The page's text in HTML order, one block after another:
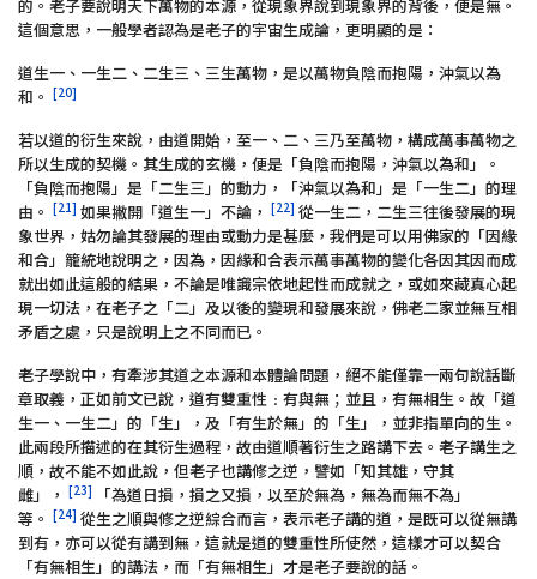
的。老子要說明天下萬物的本源，從現象界說到現象界的背後，便是無。
這個意思，一般學者認為是老子的宇宙生成論，更明顯的是：
道生一、一生二、二生三、三生萬物，是以萬物負陰而抱陽，沖氣以為
和。 [20]
若以道的衍生來說，由道開始，至一、二、三乃至萬物，構成萬事萬物之
所以生成的契機。其生成的玄機，便是「負陰而抱陽，沖氣以為和」。
「負陰而抱陽」是「二生三」的動力，「沖氣以為和」是「一生二」的理
由。 [21] 如果撇開「道生一」不論， [22] 從一生二，二生三往後發展的現
象世界，姑勿論其發展的理由或動力是甚麼，我們是可以用佛家的「因緣
和合」籠統地說明之，因為，因緣和合表示萬事萬物的變化各因其因而成
就出如此這般的結果，不論是唯識宗依地起性而成就之，或如來藏真心起
現一切法，在老子之「二」及以後的變現和發展來說，佛老二家並無互相
矛盾之處，只是說明上之不同而已。
老子學說中，有牽涉其道之本源和本體論問題，絕不能僅靠一兩句說話斷
章取義，正如前文已說，道有雙重性﹕有與無；並且，有無相生。故「道
生一、一生二」的「生」，及「有生於無」的「生」，並非指單向的生。
此兩段所描述的在其衍生過程，故由道順著衍生之路講下去。老子講生之
順，故不能不如此說，但老子也講修之逆，譬如「知其雄，守其
雌」， [23]
「為道日損，損之又損，以至於無為，無為而無不為」
等。 [24] 從生之順與修之逆綜合而言，表示老子講的道，是既可以從無講
到有，亦可以從有講到無，這就是道的雙重性所使然，這樣才可以契合
「有無相生」的講法，而「有無相生」才是老子要說的話。